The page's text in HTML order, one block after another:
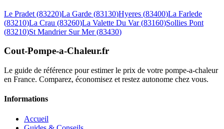
Le Pradet (83220)La Garde (83130)Hyeres (83400)La Farlede
(83210)La Crau (83260)La Valette Du Var (83160)Sollies Pont
(83210)St Mandrier Sur Mer (83430)
Cout-Pompe-a-Chaleur.fr
Le guide de référence pour estimer le prix de votre pompe-a-chaleur
en France. Comparez, économisez et restez autonome chez vous.
Informations
Accueil